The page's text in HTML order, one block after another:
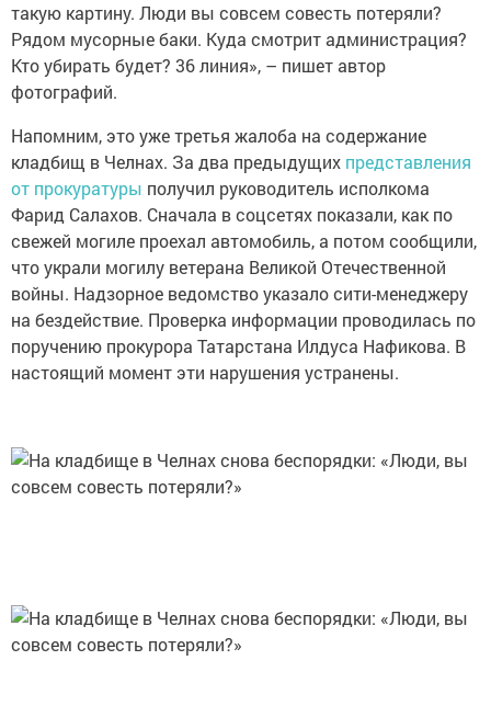
такую картину. Люди вы совсем совесть потеряли?
Рядом мусорные баки. Куда смотрит администрация?
Кто убирать будет? 36 линия», – пишет автор
фотографий.
Напомним, это уже третья жалоба на содержание
кладбищ в Челнах. За два предыдущих представления
от прокуратуры получил руководитель исполкома
Фарид Салахов. Сначала в соцсетях показали, как по
свежей могиле проехал автомобиль, а потом сообщили,
что украли могилу ветерана Великой Отечественной
войны. Надзорное ведомство указало сити-менеджеру
на бездействие. Проверка информации проводилась по
поручению прокурора Татарстана Илдуса Нафикова. В
настоящий момент эти нарушения устранены.